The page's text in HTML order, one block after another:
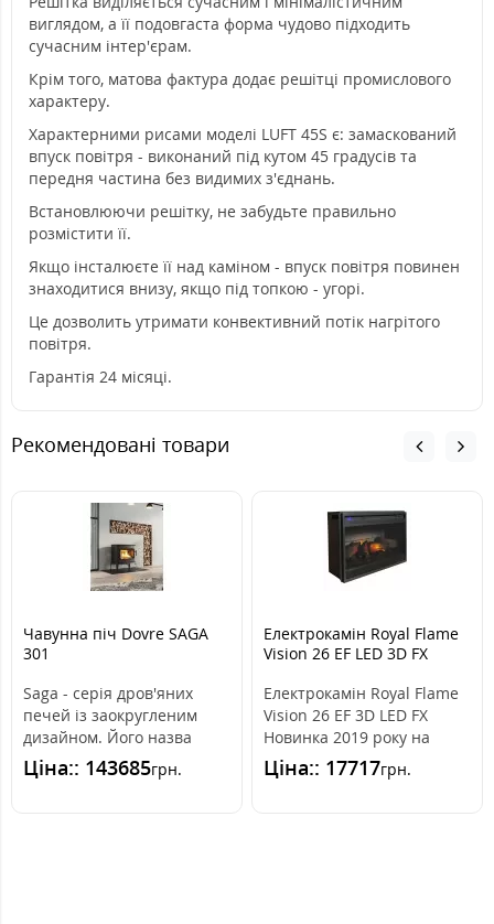
виглядом, а її подовгаста форма чудово підходить
сучасним інтер'єрам.
Крім того, матова фактура додає решітці промислового
характеру.
Характерними рисами моделі LUFT 45S є: замаскований
впуск повітря - виконаний під кутом 45 градусів та
передня частина без видимих з'єднань.
Встановлюючи решітку, не забудьте правильно
розмістити її.
Якщо інсталюєте її над каміном - впуск повітря повинен
знаходитися внизу, якщо під топкою - угорі.
Це дозволить утримати конвективний потік нагрітого
повітря.
Гарантія 24 місяці.
Рекомендовані товари
Чавунна піч Dovre SAGA
301
Saga - серія дров'яних
печей із заокругленим
дизайном. Його назва
відноситься до старої
норвезької л..
Ціна:: 143685грн.
Електрокамін Royal Flame
Vision 26 EF LED 3D FX
Електрокамін Royal Flame
Vision 26 EF 3D LED FX
Новинка 2019 року на
ринку України! Нова 3D
технолог..
Ціна:: 17717грн.